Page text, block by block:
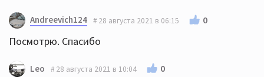
Andreevich124 28 августа 2021 в 06:15 0
Посмотрю. Спасибо
Leo 28 августа 2021 в 10:04 0